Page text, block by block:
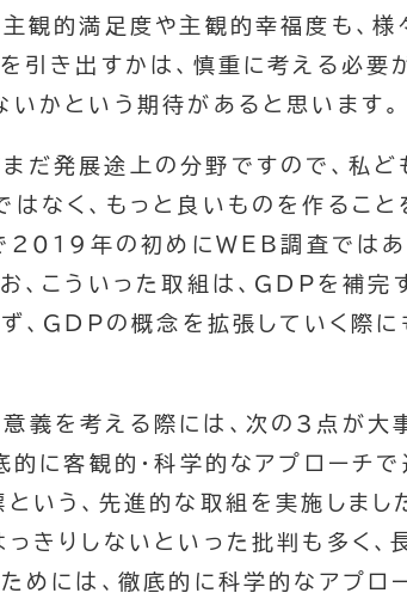
観的満足度や主観的幸福度も、様
引き出すかは、慎重に考える必要
かという期待があると思います。
だ発展途上の分野ですので、私ど
なく、もっと良いものを作ること
2019年の初めにWEB調査では
、こういった取組は、GDPを補完
、GDPの概念を拡張していく際
義を考える際には、次の3点が大
的に客観的・科学的なアプローチで
いう、先進的な取組を実施しまし
きりしないといった批判も多く、
めには、徹底的に科学的なアプロ